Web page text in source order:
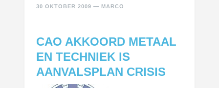
30 OKTOBER 2009 — MARCO
CAO AKKOORD METAAL
EN TECHNIEK IS
AANVALSPLAN CRISIS